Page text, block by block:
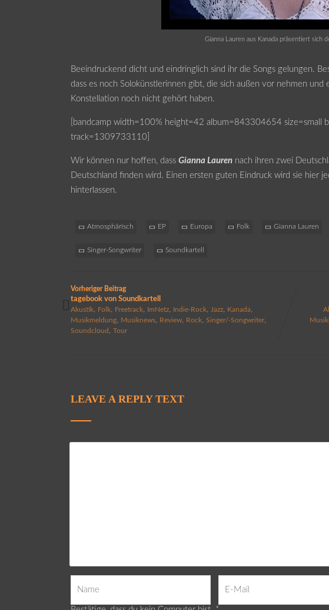
Gianna Lauren aus Kanada präsentiert sich
Beeindruckend dicht und eindringlich sind ihr die Songs gelungen.
dass es noch Solokünstlerinnen gibt, die sich außen vor nehmen und
Konstellation noch nicht gehört haben.
[bandcamp width=100% height=42 album=843304654
track=1309733110]
Wir können nur hoffen, dassGianna Lauren nach ihren zwei
Deutschland finden wird. Einen ersten guten Eindruck wird sie hier
hinterlassen.
Atmosphärisch EP Europa Folk Gianna Lauren
Singer-Songwriter Soundkartell
Vorheriger Beitrag
tagebook von Soundkartell
Akustik Folk Freetrack ImNetz Indie-Rock Jazz Kanada
Musikmeldung Musiknews Review Rock ,Singer/-Songwriter
Soundcloud ,Tour
LEAVE A REPLY TEXT